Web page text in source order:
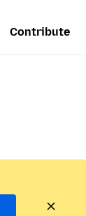
Contribute